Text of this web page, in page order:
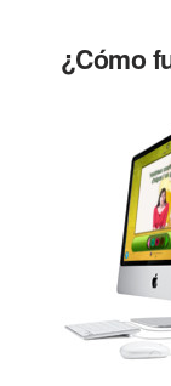
¿Cómo